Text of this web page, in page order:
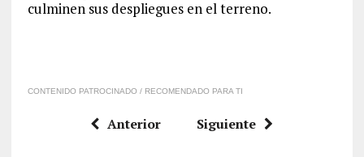
culminen sus despliegues en el terreno.
CONTENIDO PATROCINADO / RECOMENDADO PARA TI
Anterior Siguiente